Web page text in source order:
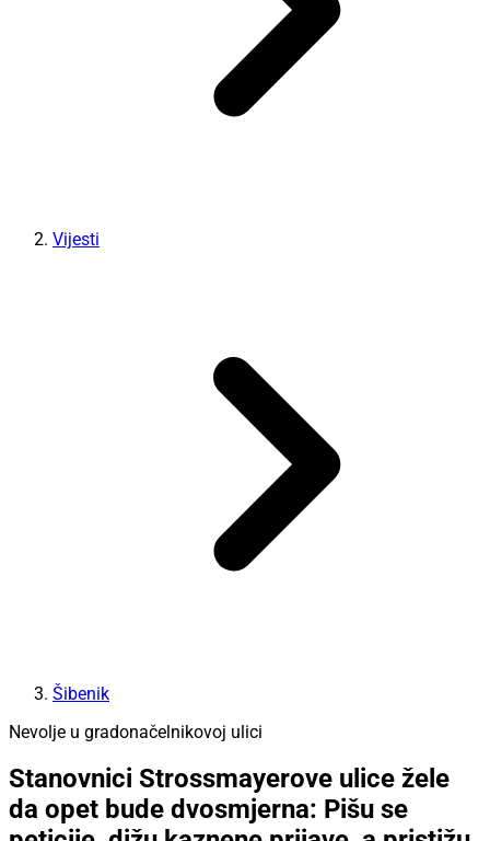
Vijesti
Šibenik
Nevolje u gradonačelnikovoj ulici
Stanovnici Strossmayerove ulice žele
da opet bude dvosmjerna: Pišu se